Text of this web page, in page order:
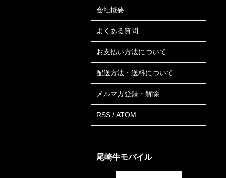
会社概要
よくある質問
お支払い方法について
配送方法・送料について
メルマガ登録・解除
RSS / ATOM
尾崎牛モバイル